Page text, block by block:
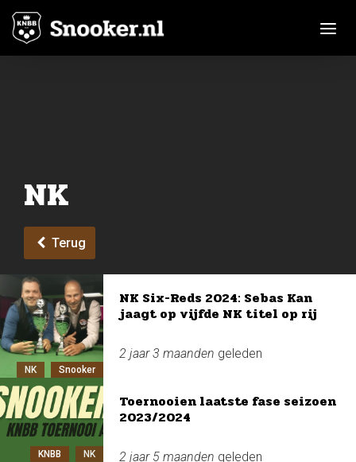
NK
Terug
NK Snooker
NK Six-Reds 2024: Sebas Kan
jaagt op vijfde NK titel op rij
2 jaar 3 maanden geleden
KNBB
NK
Toernooien laatste fase seizoen
2023/2024
2 jaar 5 maanden geleden